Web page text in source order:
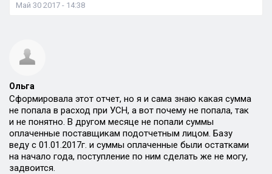
Май 30 2017 - 14:38
Ольга
Сформировала этот отчет, но я и сама знаю какая сумма
не попала в расход при УСН, а вот почему не попала, так
и не понятно. В другом месяце не попали суммы
оплаченные поставщикам подотчетным лицом. Базу
веду с 01.01.2017г. и суммы оплаченные были остатками
на начало года, поступление по ним сделать же не могу,
задвоится.